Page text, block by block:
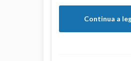
Continua a